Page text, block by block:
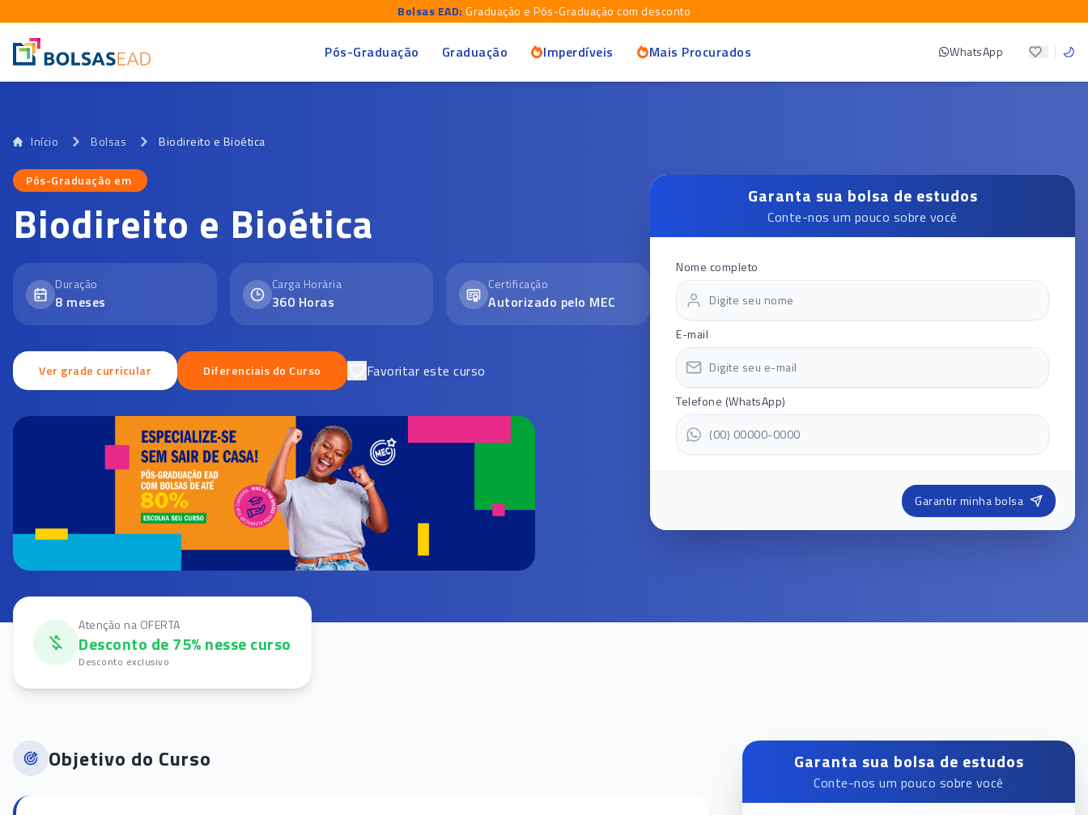
Bolsas EAD: Graduação e Pós-Graduação com desconto
Pós-Graduação Graduação Imperdíveis Mais Procurados WhatsApp
Início Bolsas Biodireito e Bioética
Pós-Graduação em
Pós-Graduação em
Biodireito e Bioética
Duração
8 meses
Carga Horária
360 Horas
Certificação
Autorizado pelo MEC
Ver grade curricular Diferenciais do Curso Favoritar este curso
Garanta sua bolsa de estudos
Conte-nos um pouco sobre você
Nome completo
E-mail
Telefone (WhatsApp)
Garantir minha bolsa
Atenção na OFERTA
Desconto de 75% nesse curso
Desconto exclusivo
Objetivo do Curso Garanta sua bolsa de estudos
Conte-nos um pouco sobre você